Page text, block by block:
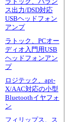
ラトック、バラン
ス出力/DSD対応
USBヘッドフォン
アンプ
ラトック、PCオー
ディオ入門用USB
ヘッドフォンアン
プ
ロジテック、apt-
X/AAC対応の小型
Bluetoothイヤフォ
ン
フィリップス、ス